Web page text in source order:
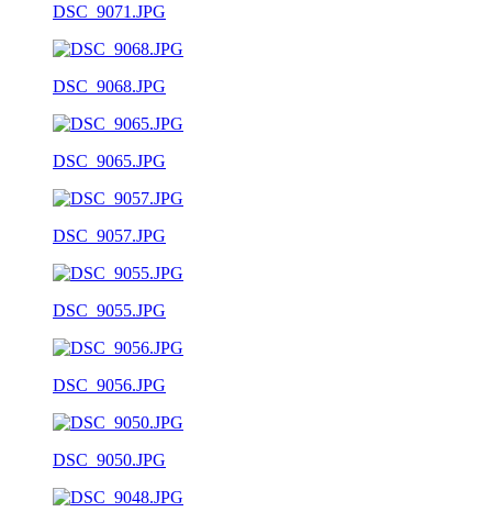
DSC_9071.JPG
DSC_9068.JPG
DSC_9065.JPG
DSC_9057.JPG
DSC_9055.JPG
DSC_9056.JPG
DSC_9050.JPG